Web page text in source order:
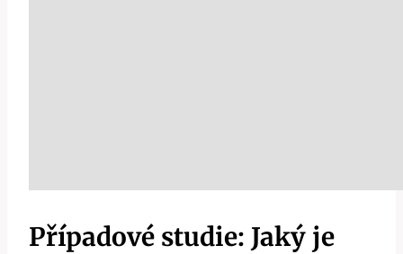
Případové studie: Jaký je